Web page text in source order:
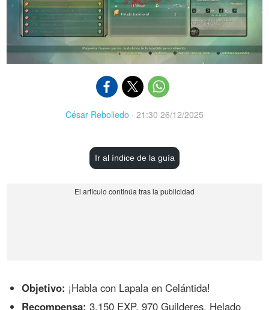
César Rebolledo · 21:30 26/12/2025
Ir al índice de la guía
Objetivo: ¡Habla con Lapala en Celántida!
Recompensa: 3.150 EXP, 970 Guilderes, Helado